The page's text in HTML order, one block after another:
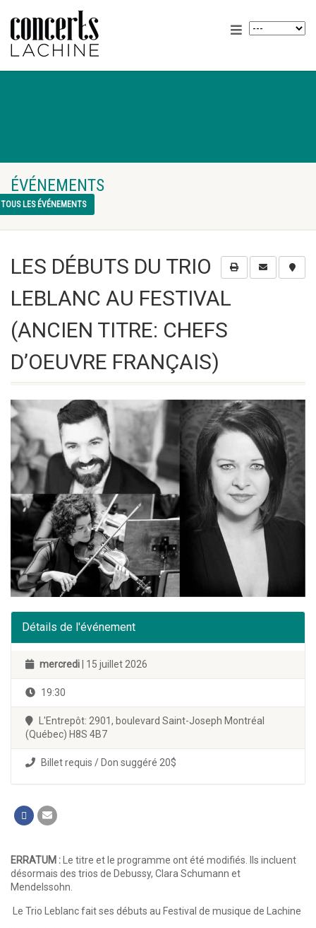
ÉVÉNEMENTS
TOUS LES ÉVÉNEMENTS
LES DÉBUTS DU TRIO
LEBLANC AU FESTIVAL
(ANCIEN TITRE: CHEFS
D’OEUVRE FRANÇAIS)
Détails de l'événement
mercredi | 15 juillet 2026
19:30
L'Entrepôt: 2901, boulevard Saint-Joseph Montréal
(Québec) H8S 4B7
Billet requis / Don suggéré 20$
ERRATUM : Le titre et le programme ont été modifiés. Ils incluent
désormais des trios de Debussy, Clara Schumann et
Mendelssohn.
Le Trio Leblanc fait ses débuts au Festival de musique de Lachine